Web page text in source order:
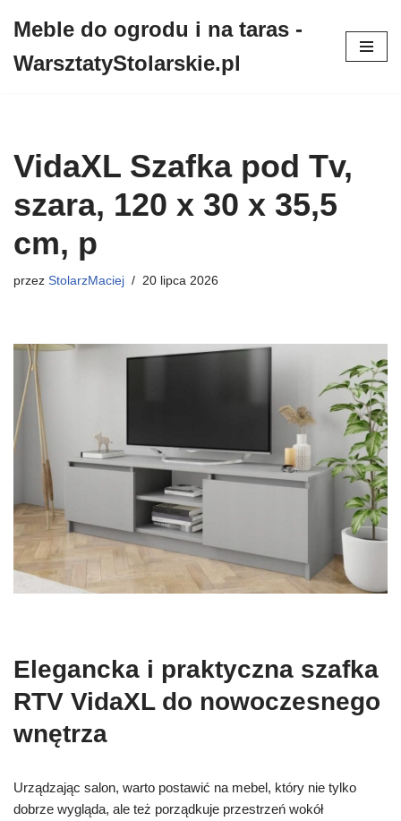
do
Meble do ogrodu i na taras -
WarsztatyStolarskie.pl
VidaXL Szafka pod Tv,
szara, 120 x 30 x 35,5
cm, p
przez StolarzMaciej 20 lipca 2026
Elegancka i praktyczna szafka
RTV VidaXL do nowoczesnego
wnętrza
Urządzając salon, warto postawić na mebel, który nie tylko
dobrze wygląda, ale też porządkuje przestrzeń wokół